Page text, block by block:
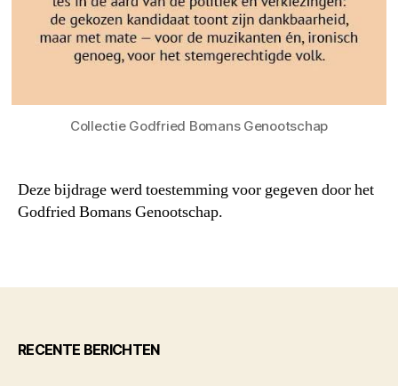
Collectie Godfried Bomans Genootschap
Deze bijdrage werd toestemming voor gegeven door het
Godfried Bomans Genootschap.
RECENTE BERICHTEN